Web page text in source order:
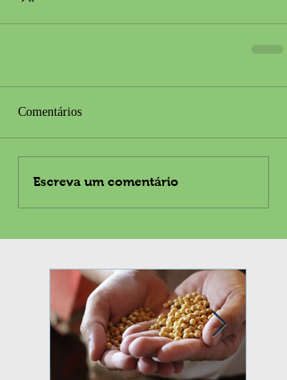
Comentários
Escreva um comentário